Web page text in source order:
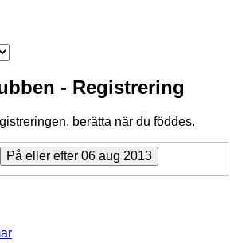
- Registrering
berätta när du föddes.